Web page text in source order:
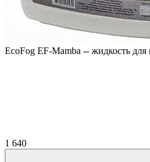
EcoFog EF-Mamba -- жидкость
1 640